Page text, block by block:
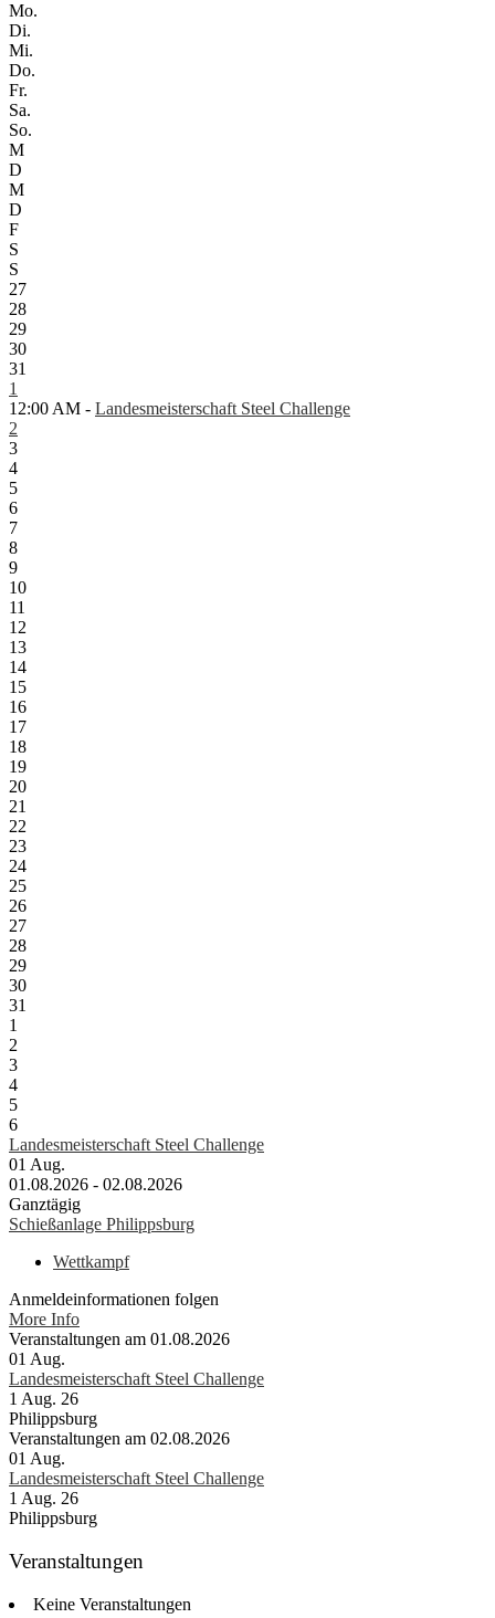
Mo.
Di.
Mi.
Do.
Fr.
Sa.
So.
M
D
M
D
F
S
S
27
28
29
30
31
1
12:00 AM - Landesmeisterschaft Steel Challenge
2
3
4
5
6
7
8
9
10
11
12
13
14
15
16
17
18
19
20
21
22
23
24
25
26
27
28
29
30
31
1
2
3
4
5
6
Landesmeisterschaft Steel Challenge
01 Aug.
01.08.2026 - 02.08.2026
Ganztägig
Schießanlage Philippsburg
Wettkampf
Anmeldeinformationen folgen
More Info
Veranstaltungen am 01.08.2026
01 Aug.
Landesmeisterschaft Steel Challenge
1 Aug. 26
Philippsburg
Veranstaltungen am 02.08.2026
01 Aug.
Landesmeisterschaft Steel Challenge
1 Aug. 26
Philippsburg
Veranstaltungen
Keine Veranstaltungen